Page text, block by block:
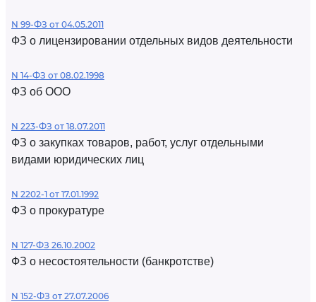
N 99-ФЗ от 04.05.2011
ФЗ о лицензировании отдельных видов деятельности
N 14-ФЗ от 08.02.1998
ФЗ об ООО
N 223-ФЗ от 18.07.2011
ФЗ о закупках товаров, работ, услуг отдельными
видами юридических лиц
N 2202-1 от 17.01.1992
ФЗ о прокуратуре
N 127-ФЗ 26.10.2002
ФЗ о несостоятельности (банкротстве)
N 152-ФЗ от 27.07.2006